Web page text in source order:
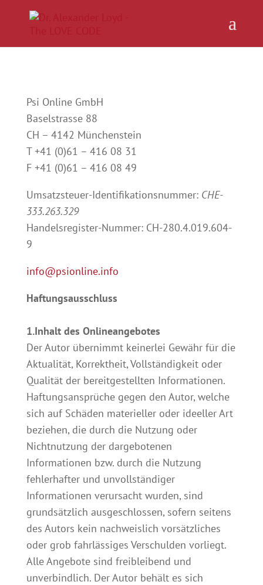
Psi Online GmbH
Baselstrasse 88
CH – 4142 Münchenstein
T +41 (0)61 – 416 08 31
F +41 (0)61 – 416 08 49
Umsatzsteuer-Identifikationsnummer: CHE-
333.263.329
Handelsregister-Nummer: CH-280.4.019.604-
9
info@psionline.info
Haftungsausschluss
1.Inhalt des Onlineangebotes
Der Autor übernimmt keinerlei Gewähr für die
Aktualität, Korrektheit, Vollständigkeit oder
Qualität der bereitgestellten Informationen.
Haftungsansprüche gegen den Autor, welche
sich auf Schäden materieller oder ideeller Art
beziehen, die durch die Nutzung oder
Nichtnutzung der dargebotenen
Informationen bzw. durch die Nutzung
fehlerhafter und unvollständiger
Informationen verursacht wurden, sind
grundsätzlich ausgeschlossen, sofern seitens
des Autors kein nachweislich vorsätzliches
oder grob fahrlässiges Verschulden vorliegt.
Alle Angebote sind freibleibend und
unverbindlich. Der Autor behält es sich